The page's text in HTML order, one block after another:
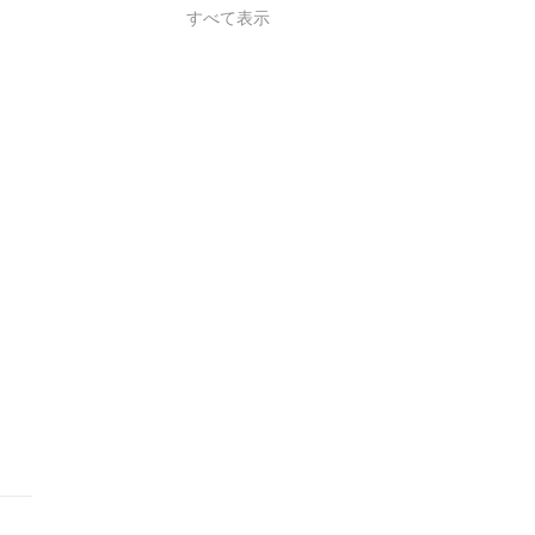
すべて表示